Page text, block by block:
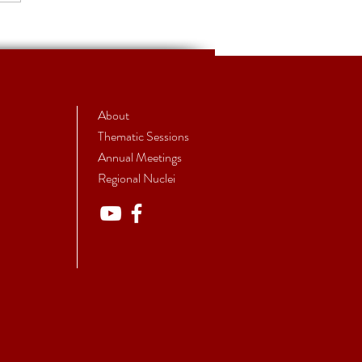
About
Thematic Sessions
Annual Meetings
Regional Nuclei